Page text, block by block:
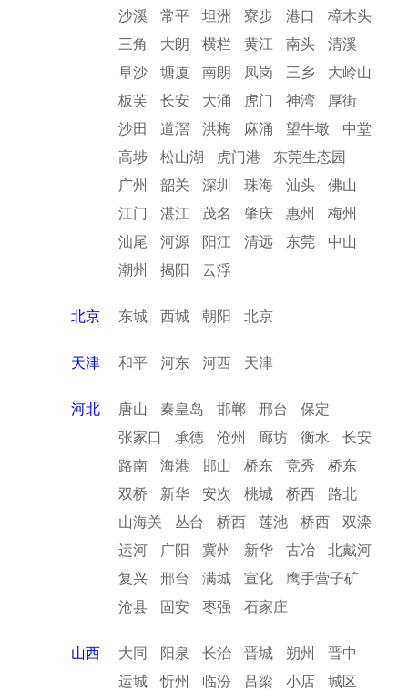
沙溪
常平 坦洲 寮步 港口
樟木头
三角
大朗 横栏 黄江 南头
清溪
阜沙
塘厦 南朗 凤岗 三乡
大岭山
板芙
长安 大涌 虎门 神湾
厚街
沙田
道滘 洪梅 麻涌 望牛墩
中堂
高埗
松山湖 虎门港
东莞生态园
广州
韶关 深圳 珠海 汕头
佛山
江门
湛江 茂名 肇庆 惠州
梅州
汕尾
河源 阳江 清远 东莞
中山
潮州
揭阳 云浮
北京 东城 西城 朝阳 北京
天津 和平 河东 河西 天津
河北 唐山 秦皇岛 邯郸 邢台
保定
张家口
承德 沧州 廊坊 衡水
长安
路南
海港 邯山 桥东 竞秀
桥东
双桥
新华 安次 桃城 桥西
路北
山海关
丛台 桥西 莲池 桥西
双滦
运河
广阳 冀州 新华 古冶
北戴河
复兴
邢台 满城 宣化
鹰手营子矿
沧县
固安 枣强 石家庄
山西 大同 阳泉 长治 晋城 朔州
晋中
运城
忻州 临汾 吕梁 小店
城区